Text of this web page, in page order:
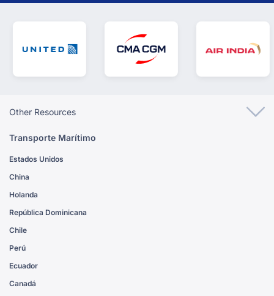
Other Resources
Transporte Marítimo
Estados Unidos
China
Holanda
República Dominicana
Chile
Perú
Ecuador
Canadá